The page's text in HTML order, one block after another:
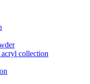
collection